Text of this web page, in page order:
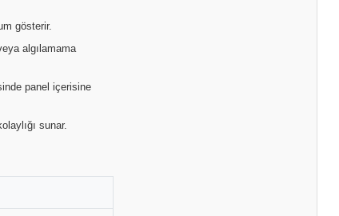
gösterir.
algılamama
panel içerisine
sunar.